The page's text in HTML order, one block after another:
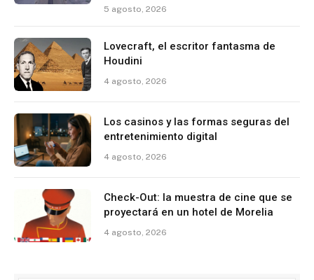
5 agosto, 2026
Lovecraft, el escritor fantasma de
Houdini
4 agosto, 2026
Los casinos y las formas seguras del
entretenimiento digital
4 agosto, 2026
Check-Out: la muestra de cine que se
proyectará en un hotel de Morelia
4 agosto, 2026